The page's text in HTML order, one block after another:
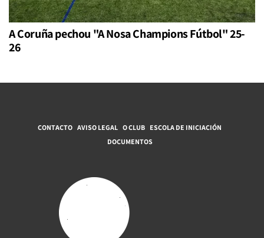
A Coruña pechou "A Nosa Champions Fútbol" 25-
26
CONTACTO AVISO LEGAL O CLUB ESCOLA DE INICIACIÓN
DOCUMENTOS